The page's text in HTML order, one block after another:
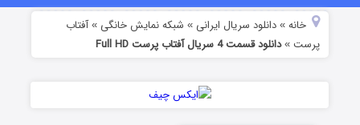
خانه »دانلود سریال ایرانی » شبکه نمایش خانگی »آفتاب
پرست »دانلود قسمت 4 سریال آفتاب پرست Full HD